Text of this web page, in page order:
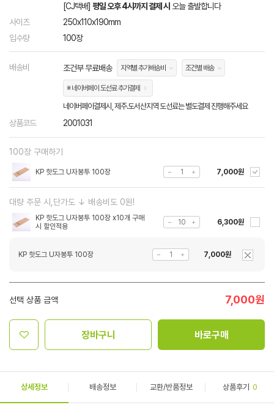
[CJ택배] 평일 오후 4시까지 결제 시 오늘 출발합니다
사이즈
250x110x190mm
입수량
100장
배송비 조건부 무료배송 지역별 추가배송비 조건별 배송
※ 네이버페이 도선료 추가결제
네이버페이결제시, 제주.도서산지역 도선료는 별도결제 진행해주세요
상품코드 2001031
100장 구매하기
KP 핫도그 U자봉투 100장 7,000원
대량 주문 시,단가도 ↓ 배송비도 0원!
KP 핫도그 U자봉투 100장 x10개 구매
시 할인적용
6,300원
KP 핫도그 U자봉투 100장 7,000원
선택 상품 금액 7,000원
장바구니 바로구매
상세정보 배송정보 교환/반품정보 상품후기 0